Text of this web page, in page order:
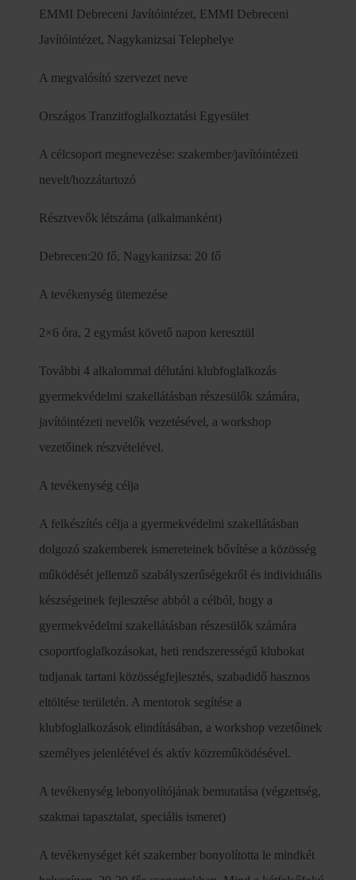
EMMI Debreceni Javítóintézet, EMMI Debreceni
Javítóintézet, Nagykanizsai Telephelye
A megvalósító szervezet neve
Országos Tranzitfoglalkoztatási Egyesület
A célcsoport megnevezése: szakember/javítóintézeti
nevelt/hozzátartozó
Résztvevők létszáma (alkalmanként)
Debrecen:20 fő, Nagykanizsa: 20 fő
A tevékenység ütemezése
2×6 óra, 2 egymást követő napon keresztül
További 4 alkalommal délutáni klubfoglalkozás
gyermekvédelmi szakellátásban részesülők számára,
javítóintézeti nevelők vezetésével, a workshop
vezetőinek részvételével.
A tevékenység célja
A felkészítés célja a gyermekvédelmi szakellátásban
dolgozó szakemberek ismereteinek bővítése a közösség
működését jellemző szabályszerűségekről és individuális
készségeinek fejlesztése abból a célból, hogy a
gyermekvédelmi szakellátásban részesülők számára
csoportfoglalkozásokat, heti rendszerességű klubokat
tudjanak tartani közösségfejlesztés, szabadidő hasznos
eltöltése területén. A mentorok segítése a
klubfoglalkozások elindításában, a workshop vezetőinek
személyes jelenlétével és aktív közreműködésével.
A tevékenység lebonyolítójának bemutatása (végzettség,
szakmai tapasztalat, speciális ismeret)
A tevékenységet két szakember bonyolította le mindkét